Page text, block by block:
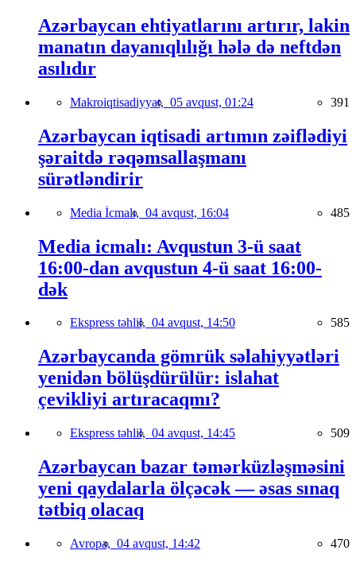
Azərbaycan ehtiyatlarını artırır, lakin
manatın dayanıqlılığı hələ də neftdən
asılıdır
Makroiqtisadiyyat, 05 avqust, 01:24 391
Azərbaycan iqtisadi artımın zəiflədiyi
şəraitdə rəqəmsallaşmanı
sürətləndirir
Media İcmalı, 04 avqust, 16:04 485
Media icmalı: Avqustun 3-ü saat
16:00-dan avqustun 4-ü saat 16:00-
dək
Ekspress təhlil, 04 avqust, 14:50 585
Azərbaycanda gömrük səlahiyyətləri
yenidən bölüşdürülür: islahat
çevikliyi artıracaqmı?
Ekspress təhlil, 04 avqust, 14:45 509
Azərbaycan bazar təmərküzləşməsini
yeni qaydalarla ölçəcək — əsas sınaq
tətbiq olacaq
Avropa, 04 avqust, 14:42 470